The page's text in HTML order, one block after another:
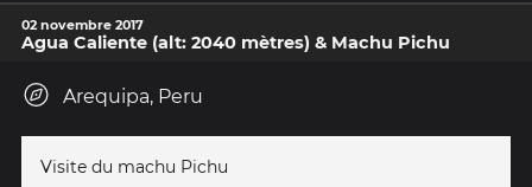
02 novembre 2017
Agua Caliente (alt: 2040 mètres) & Machu Pichu
Arequipa, Peru
Visite du machu Pichu